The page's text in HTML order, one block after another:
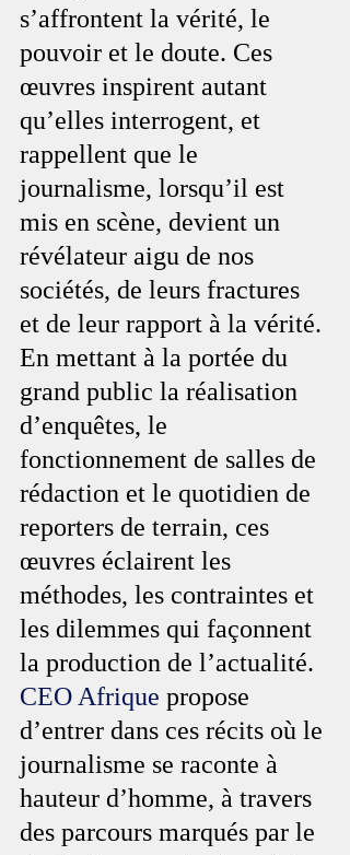
s’affrontent la vérité, le
pouvoir et le doute. Ces
œuvres inspirent autant
qu’elles interrogent, et
rappellent que le
journalisme, lorsqu’il est
mis en scène, devient un
révélateur aigu de nos
sociétés, de leurs fractures
et de leur rapport à la vérité.
En mettant à la portée du
grand public la réalisation
d’enquêtes, le
fonctionnement de salles de
rédaction et le quotidien de
reporters de terrain, ces
œuvres éclairent les
méthodes, les contraintes et
les dilemmes qui façonnent
la production de l’actualité.
CEO Afrique propose
d’entrer dans ces récits où le
journalisme se raconte à
hauteur d’homme, à travers
des parcours marqués par le